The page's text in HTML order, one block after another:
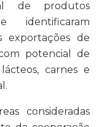
de produtos
identificaram
exportações de
potencial de
carnes e
consideradas